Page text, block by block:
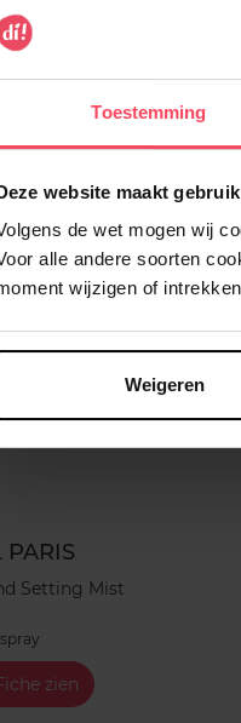
Toestemming
website maakt
de wet mogen wij
alle andere soorten
wijzigen of
Weigeren
PARIS
Setting Mist
zien